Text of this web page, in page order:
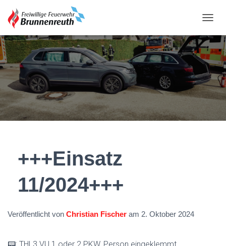
A
V
I
G
A
T
U
+++Einsatz
11/2024+++
Veröffentlicht von Christian Fischer am 2. Oktober 2024